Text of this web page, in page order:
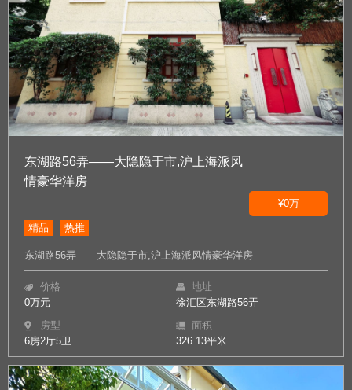
东湖路56弄——大隐隐于市,沪上海派风
情豪华洋房
¥0万
精品 热推
东湖路56弄——大隐隐于市,沪上海派风情豪华洋房
价格
0万元
地址
徐汇区东湖路56弄
房型
6房2厅5卫
面积
326.13平米